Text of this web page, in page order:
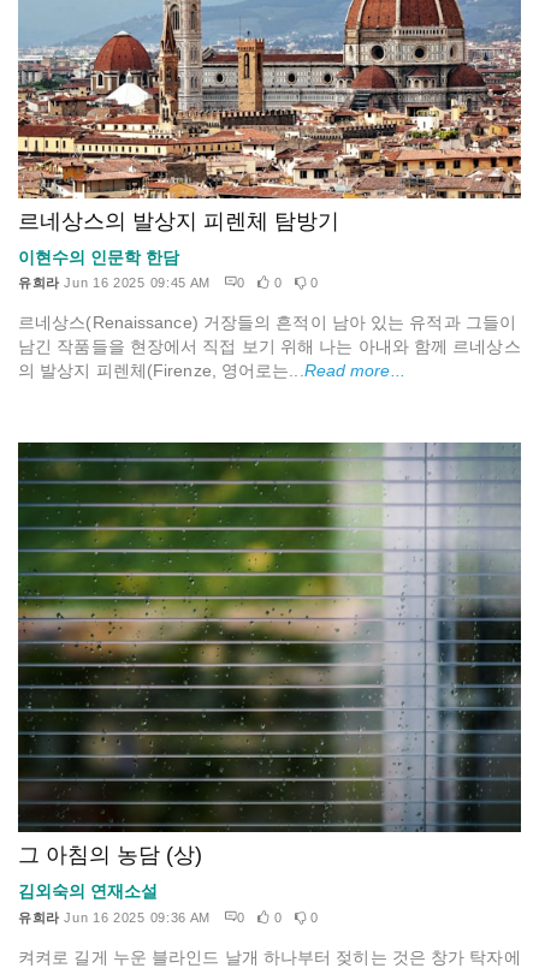
르네상스의 발상지 피렌체 탐방기
이현수의 인문학 한담
유희라 Jun 16 2025 09:45 AM 0 0 0
르네상스(Renaissance) 거장들의 흔적이 남아 있는 유적과 그들이
남긴 작품들을 현장에서 직접 보기 위해 나는 아내와 함께 르네상스
의 발상지 피렌체(Firenze, 영어로는...Read more...
그 아침의 농담 (상)
김외숙의 연재소설
유희라 Jun 16 2025 09:36 AM 0 0 0
켜켜로 길게 누운 블라인드 날개 하나부터 젖히는 것은 창가 탁자에